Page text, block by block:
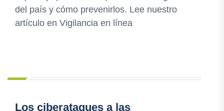
del país y cómo prevenirlos. Lee nuestro
artículo en Vigilancia en línea
Los ciberataques a las